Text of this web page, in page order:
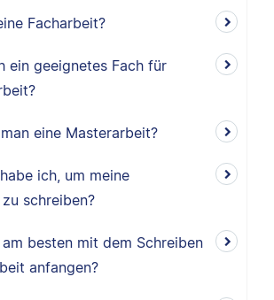
Facharbeit?
ein geeignetes Fach für
eine Masterarbeit?
ich, um meine
schreiben?
besten mit dem Schreiben
anfangen?